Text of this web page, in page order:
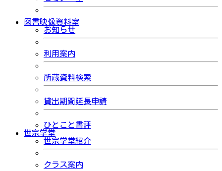
図書映像資料室
お知らせ
利用案内
所蔵資料検索
貸出期間延長申請
ひとこと書評
世宗学堂
世宗学堂紹介
クラス案内